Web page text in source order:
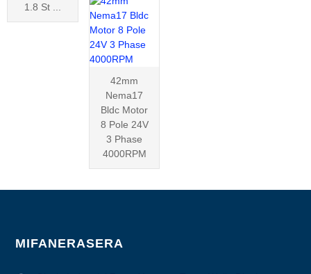
1.8 St ...
42mm
Nema17
Bldc Motor
8 Pole 24V
3 Phase
4000RPM
MIFANERASERA